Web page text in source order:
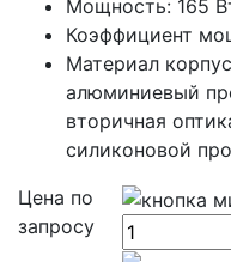
Мощность: 165
Коэффициент
Материал
алюминиевый
вторичная
силиконовой
Цена по
запросу